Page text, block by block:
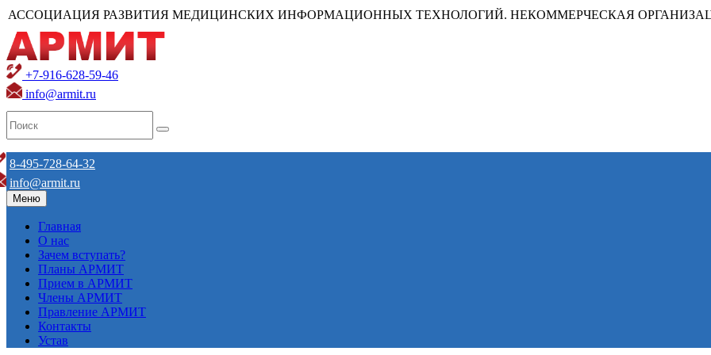
АССОЦИАЦИЯ РАЗВИТИЯ МЕДИЦИНСКИХ ИНФОРМАЦИОННЫХ ТЕХНОЛОГИЙ. НЕКОММЕРЧЕСКАЯ
+7-916-628-59-46
info@armit.ru
8-495-728-64-32
info@armit.ru
Меню
Главная
О нас
Зачем вступать?
Планы АРМИТ
Прием в АРМИТ
Члены АРМИТ
Правление АРМИТ
Контакты
Устав